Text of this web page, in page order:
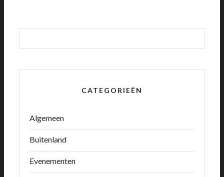
CATEGORIEËN
Algemeen
Buitenland
Evenementen